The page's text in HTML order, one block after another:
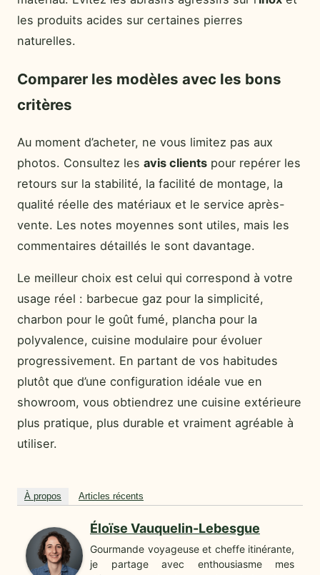
les produits acides sur certaines pierres
naturelles.
Comparer les modèles avec les bons
critères
Au moment d’acheter, ne vous limitez pas aux
photos. Consultez les avis clients pour repérer les
retours sur la stabilité, la facilité de montage, la
qualité réelle des matériaux et le service après-
vente. Les notes moyennes sont utiles, mais les
commentaires détaillés le sont davantage.
Le meilleur choix est celui qui correspond à votre
usage réel : barbecue gaz pour la simplicité,
charbon pour le goût fumé, plancha pour la
polyvalence, cuisine modulaire pour évoluer
progressivement. En partant de vos habitudes
plutôt que d’une configuration idéale vue en
showroom, vous obtiendrez une cuisine extérieure
plus pratique, plus durable et vraiment agréable à
utiliser.
À propos Articles récents
Éloïse Vauquelin-Lebesgue
Gourmande voyageuse et cheffe itinérante,
je partage avec enthousiasme mes